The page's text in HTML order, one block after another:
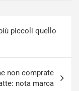
piccoli quello
non comprate
nota marca